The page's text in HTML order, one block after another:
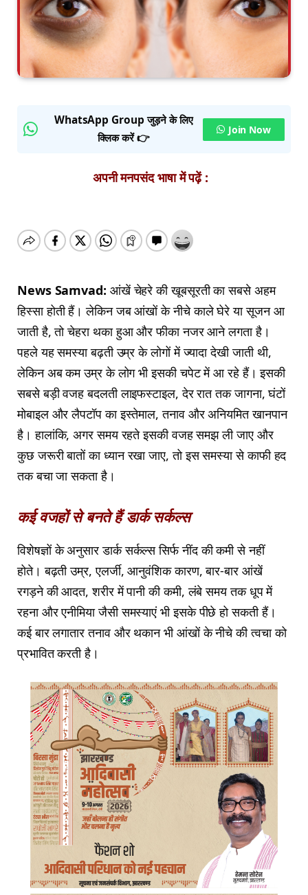
WhatsApp Group जुड़ने के लिए
क्लिक करें 👉
Join Now
अपनी मनपसंद भाषा में पढ़ें :
News Samvad: आंखें चेहरे की खूबसूरती का सबसे अहम
हिस्सा होती हैं। लेकिन जब आंखों के नीचे काले घेरे या सूजन आ
जाती है, तो चेहरा थका हुआ और फीका नजर आने लगता है।
पहले यह समस्या बढ़ती उम्र के लोगों में ज्यादा देखी जाती थी,
लेकिन अब कम उम्र के लोग भी इसकी चपेट में आ रहे हैं। इसकी
सबसे बड़ी वजह बदलती लाइफस्टाइल, देर रात तक जागना, घंटों
मोबाइल और लैपटॉप का इस्तेमाल, तनाव और अनियमित खानपान
है। हालांकि, अगर समय रहते इसकी वजह समझ ली जाए और
कुछ जरूरी बातों का ध्यान रखा जाए, तो इस समस्या से काफी हद
तक बचा जा सकता है।
कई वजहों से बनते हैं डार्क सर्कल्स
विशेषज्ञों के अनुसार डार्क सर्कल्स सिर्फ नींद की कमी से नहीं
होते। बढ़ती उम्र, एलर्जी, आनुवंशिक कारण, बार-बार आंखें
रगड़ने की आदत, शरीर में पानी की कमी, लंबे समय तक धूप में
रहना और एनीमिया जैसी समस्याएं भी इसके पीछे हो सकती हैं।
कई बार लगातार तनाव और थकान भी आंखों के नीचे की त्वचा को
प्रभावित करती है।